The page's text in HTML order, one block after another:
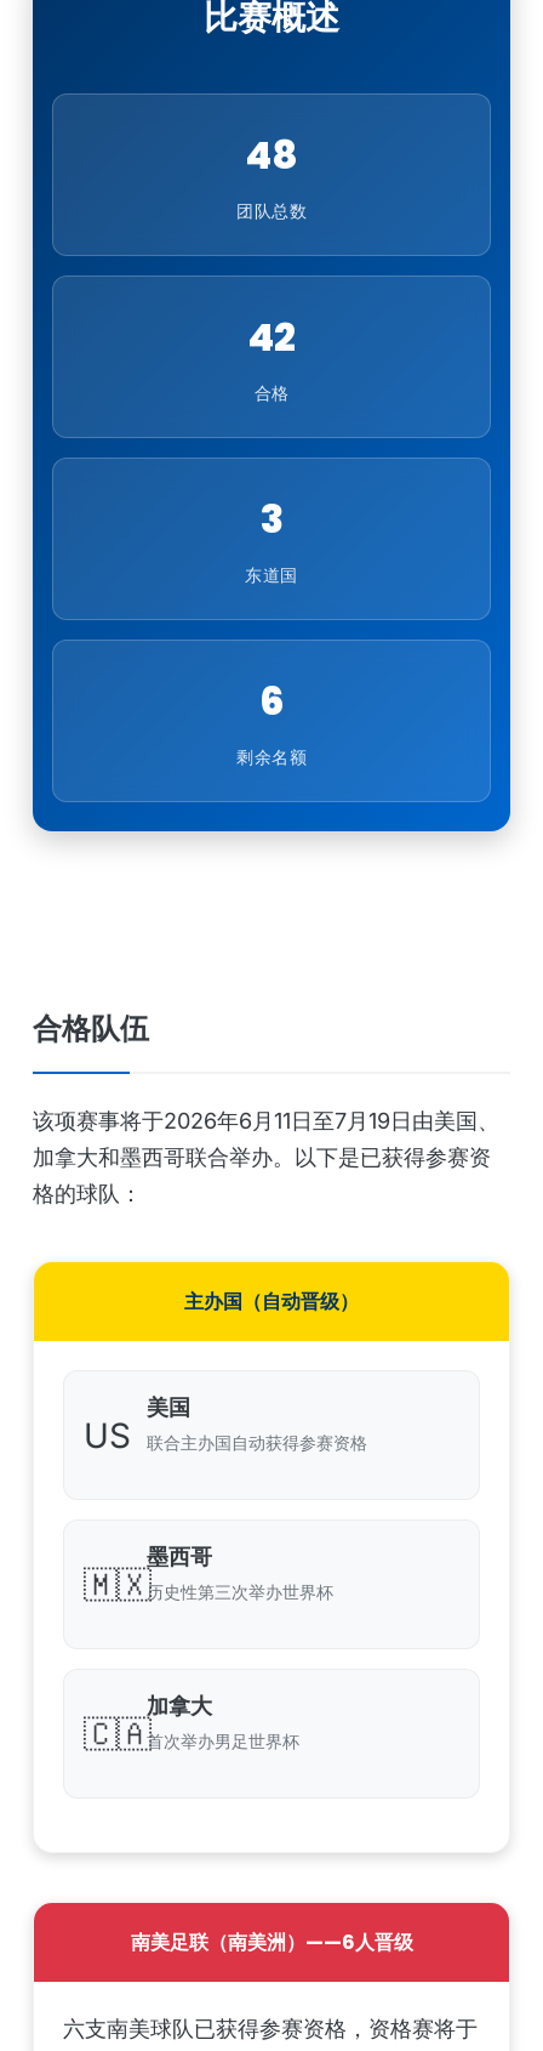
比赛概述
48
团队总数
42
合格
3
东道国
6
剩余名额
合格队伍
该项赛事将于2026年6月11日至7月19日由美国、
加拿大和墨西哥联合举办。以下是已获得参赛资
格的球队：
主办国（自动晋级）
US
美国
联合主办国自动获得参赛资格
🇲🇽
墨西哥
历史性第三次举办世界杯
🇨🇦
加拿大
首次举办男足世界杯
南美足联（南美洲）——6人晋级
六支南美球队已获得参赛资格，资格赛将于